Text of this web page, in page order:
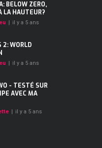
BELOW ZERO,
LA HAUTEUR?
| il y a 5 ans
2: WORLD
| il y a 5 ans
- TESTÉ SUR
AVEC MA
| il y a 5 ans